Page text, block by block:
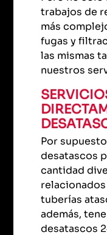
trabajos de
más
fugas y
las mismas
nuestros
Por
desatascos
cantidad
tuberías
además,
desatascos